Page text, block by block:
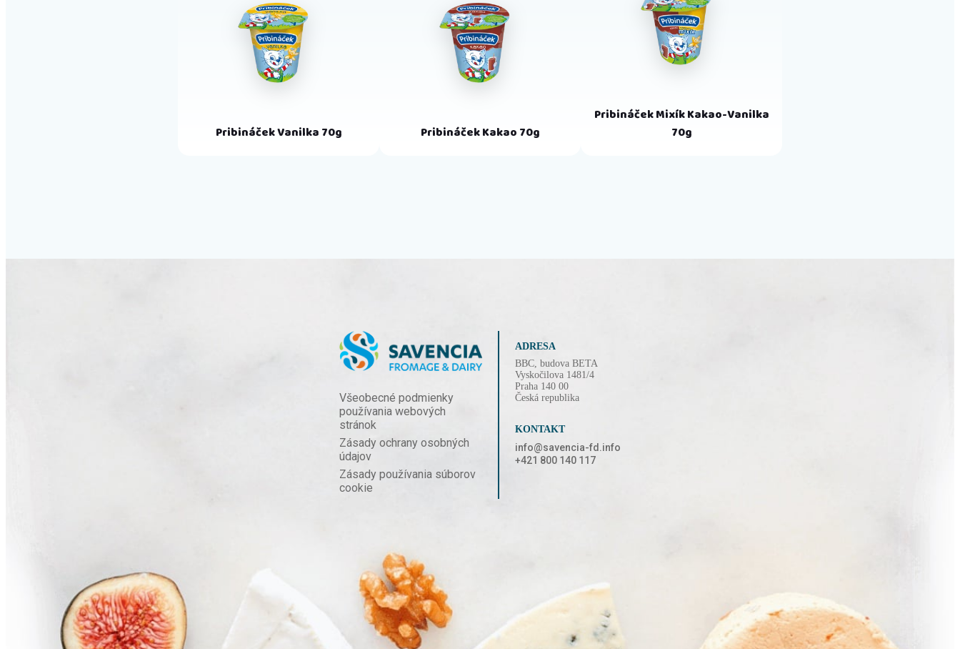
Pribináček Vanilka 70g Pribináček Kakao 70g
Pribináček Mixík Kakao-Vanilka
70g
Všeobecné podmienky
používania webových
stránok
Zásady ochrany osobných
údajov
Zásady používania súborov
cookie
ADRESA
BBC, budova BETA
Vyskočilova 1481/4
Praha 140 00
Česká republika
KONTAKT
info@savencia-fd.info
+421 800 140 117